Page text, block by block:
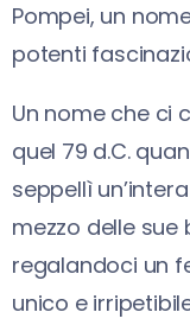
Pompei, un
potenti
Un nome che ci
quel 79 d.C.
seppellì
mezzo delle
regalandoci un
unico e